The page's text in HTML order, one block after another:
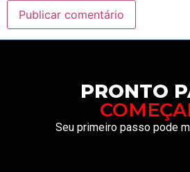
PRONTO
Seu primeiro passo pode